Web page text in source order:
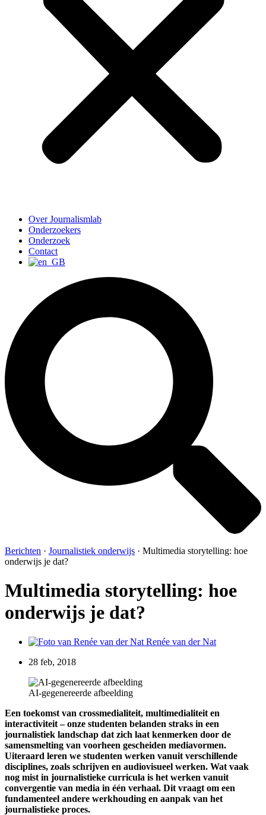
Over Journalismlab
Onderzoekers
Onderzoek
Contact
Berichten · Journalistiek onderwijs · Multimedia storytelling: hoe
onderwijs je dat?
Multimedia storytelling: hoe
onderwijs je dat?
Renée van der Nat
28 feb, 2018
AI-gegenereerde afbeelding
Een toekomst van crossmedialiteit, multimedialiteit en
interactiviteit – onze studenten belanden straks in een
journalistiek landschap dat zich laat kenmerken door de
samensmelting van voorheen gescheiden mediavormen.
Uiteraard leren we studenten werken vanuit verschillende
disciplines, zoals schrijven en audiovisueel werken. Wat vaak
nog mist in journalistieke curricula is het werken vanuit
convergentie van media in één verhaal. Dit vraagt om een
fundamenteel andere werkhouding en aanpak van het
journalistieke proces.